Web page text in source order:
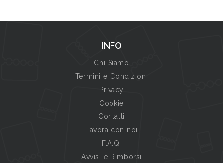
INFO
Chi Siamo
Termini e Condizioni
Privacy
Cookie
Contatti
Lavora con noi
F.A.Q.
Avvisi e Rimborsi